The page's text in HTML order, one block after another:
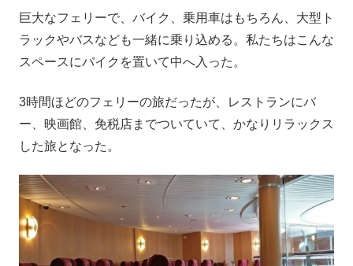
巨大なフェリーで、バイク、乗用車はもちろん、大型ト
ラックやバスなども一緒に乗り込める。私たちはこんな
スペースにバイクを置いて中へ入った。
3時間ほどのフェリーの旅だったが、レストランにバ
ー、映画館、免税店までついていて、かなりリラックス
した旅となった。